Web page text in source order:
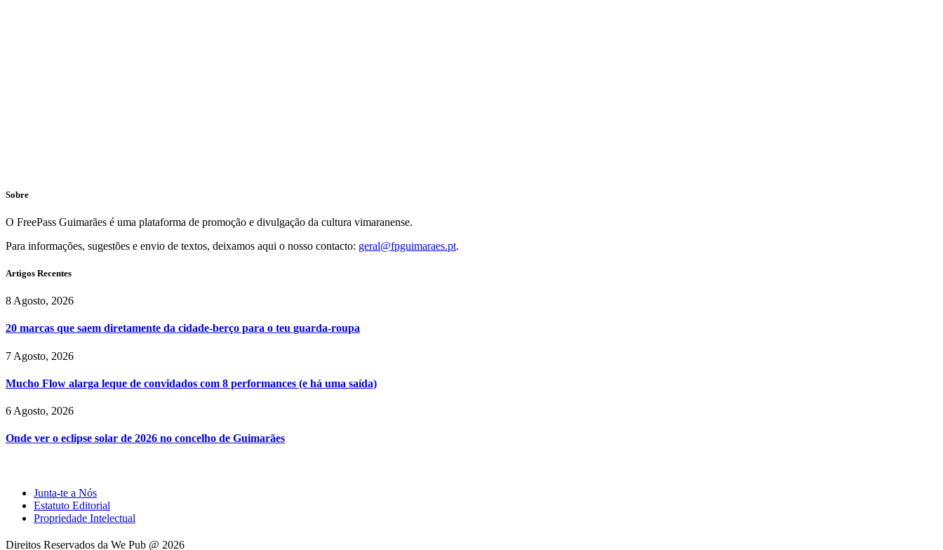
Sobre
O FreePass Guimarães é uma plataforma de promoção e divulgação da cultura vimaranense.
Para informações, sugestões e envio de textos, deixamos aqui o nosso contacto: geral@fpguimaraes.pt.
Artigos Recentes
8 Agosto, 2026
20 marcas que saem diretamente da cidade-berço para o teu guarda-roupa
7 Agosto, 2026
Mucho Flow alarga leque de convidados com 8 performances (e há uma saída)
6 Agosto, 2026
Onde ver o eclipse solar de 2026 no concelho de Guimarães
Junta-te a Nós
Estatuto Editorial
Propriedade Intelectual
Direitos Reservados da We Pub @ 2026